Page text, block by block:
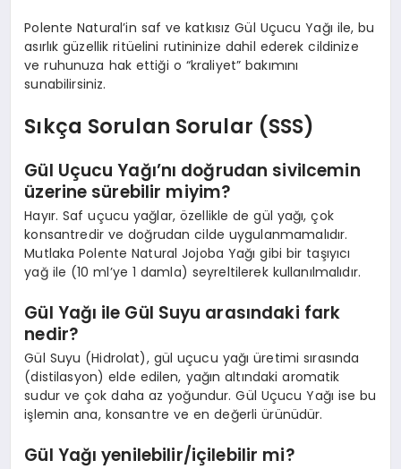
Polente Natural’in saf ve katkısız Gül Uçucu Yağı ile, bu
asırlık güzellik ritüelini rutininize dahil ederek cildinize
ve ruhunuza hak ettiği o “kraliyet” bakımını
sunabilirsiniz.
Sıkça Sorulan Sorular (SSS)
Gül Uçucu Yağı’nı doğrudan sivilcemin
üzerine sürebilir miyim?
Hayır. Saf uçucu yağlar, özellikle de gül yağı, çok
konsantredir ve doğrudan cilde uygulanmamalıdır.
Mutlaka Polente Natural Jojoba Yağı gibi bir taşıyıcı
yağ ile (10 ml’ye 1 damla) seyreltilerek kullanılmalıdır.
Gül Yağı ile Gül Suyu arasındaki fark
nedir?
Gül Suyu (Hidrolat), gül uçucu yağı üretimi sırasında
(distilasyon) elde edilen, yağın altındaki aromatik
sudur ve çok daha az yoğundur. Gül Uçucu Yağı ise bu
işlemin ana, konsantre ve en değerli ürünüdür.
Gül Yağı yenilebilir/içilebilir mi?